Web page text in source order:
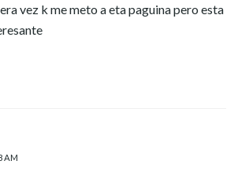
vez k me meto a eta paguina pero esta
AM